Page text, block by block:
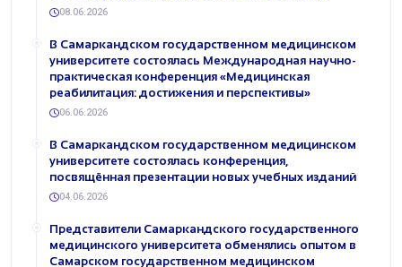
08.06.2026
В Самаркандском государственном медицинском
университете состоялась Международная научно-
практическая конференция «Медицинская
реабилитация: достижения и перспективы»
06.06.2026
В Самаркандском государственном медицинском
университете состоялась конференция,
посвящённая презентации новых учебных изданий
04.06.2026
Представители Самаркандского государственного
медицинского университета обменялись опытом в
Самарском государственном медицинском